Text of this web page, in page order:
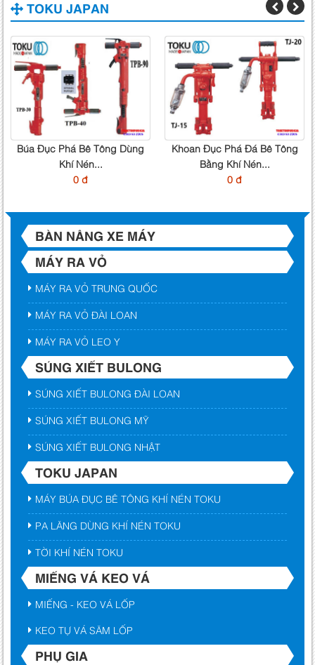
TOKU JAPAN
Búa Đục Phá Bê Tông Dùng
Khí Nén...
0 đ
Khoan Đục Phá Đá Bê Tông
Bằng Khí Nén...
0 đ
BÀN NÂNG XE MÁY
MÁY RA VỎ
MÁY RA VỎ TRUNG QUỐC
MÁY RA VỎ ĐÀI LOAN
MÁY RA VỎ LEO Y
SÚNG XIẾT BULONG
SÚNG XIẾT BULONG ĐÀI LOAN
SÚNG XIẾT BULONG MỸ
SÚNG XIẾT BULONG NHẬT
TOKU JAPAN
MÁY BÚA ĐỤC BÊ TÔNG KHÍ NÉN TOKU
PA LĂNG DÙNG KHÍ NÉN TOKU
TỜI KHÍ NÉN TOKU
MIẾNG VÁ KEO VÁ
MIẾNG - KEO VÁ LỐP
KEO TỰ VÁ SĂM LỐP
PHỤ GIA